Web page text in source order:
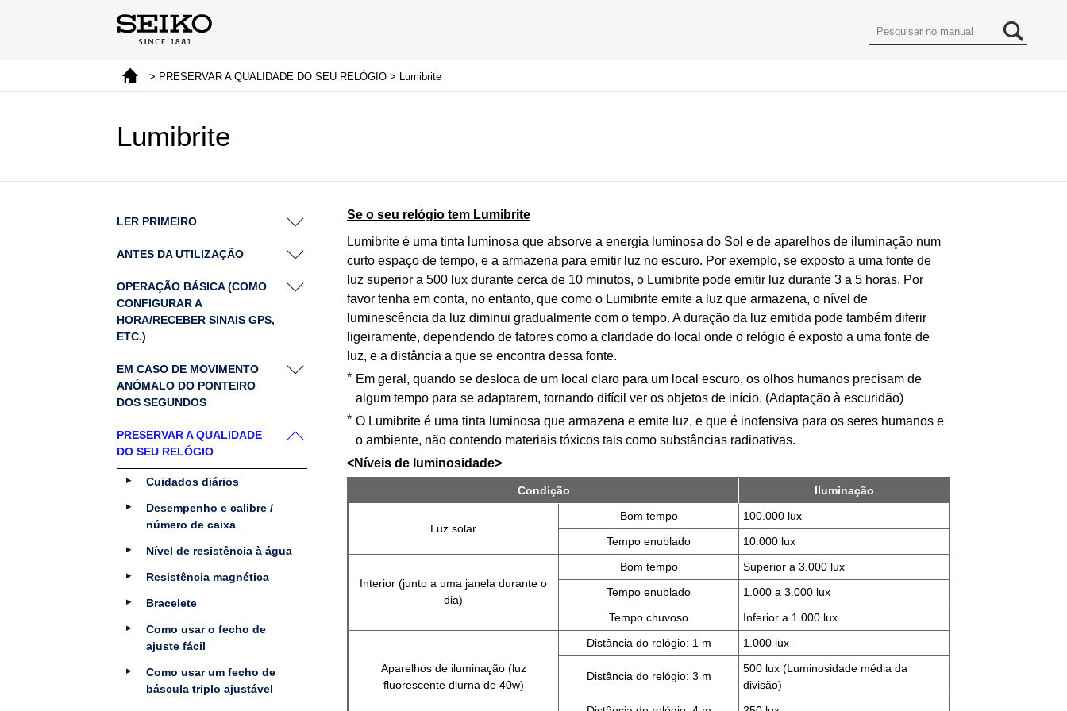
> PRESERVAR A QUALIDADE DO SEU RELÓGIO > Lumibrite
Lumibrite
Se o seu relógio tem Lumibrite
Lumibrite é uma tinta luminosa que absorve a energia luminosa do Sol e de aparelhos de iluminação num
curto espaço de tempo, e a armazena para emitir luz no escuro. Por exemplo, se exposto a uma fonte de
luz superior a 500 lux durante cerca de 10 minutos, o Lumibrite pode emitir luz durante 3 a 5 horas. Por
favor tenha em conta, no entanto, que como o Lumibrite emite a luz que armazena, o nível de
luminescência da luz diminui gradualmente com o tempo. A duração da luz emitida pode também diferir
ligeiramente, dependendo de fatores como a claridade do local onde o relógio é exposto a uma fonte de
luz, e a distância a que se encontra dessa fonte.
Em geral, quando se desloca de um local claro para um local escuro, os olhos humanos precisam de
algum tempo para se adaptarem, tornando difícil ver os objetos de início. (Adaptação à escuridão)
O Lumibrite é uma tinta luminosa que armazena e emite luz, e que é inofensiva para os seres humanos e
o ambiente, não contendo materiais tóxicos tais como substâncias radioativas.
<Níveis de luminosidade>
Condição Iluminação
Luz solar
Bom tempo
100.000 lux
Tempo enublado
10.000 lux
Interior (junto a uma janela durante o
dia)
Bom tempo
Superior a 3.000 lux
Tempo enublado
1.000 a 3.000 lux
Tempo chuvoso
Inferior a 1.000 lux
Aparelhos de iluminação (luz
fluorescente diurna de 40w)
Distância do relógio: 1 m 1.000 lux
Distância do relógio: 3 m
500 lux (Luminosidade média da
divisão)
LER PRIMEIRO
ANTES DA UTILIZAÇÃO
OPERAÇÃO BÁSICA (COMO
CONFIGURAR A
HORA/RECEBER SINAIS GPS,
ETC.)
EM CASO DE MOVIMENTO
ANÓMALO DO PONTEIRO
DOS SEGUNDOS
PRESERVAR A QUALIDADE
DO SEU RELÓGIO
Cuidados diários
Desempenho e calibre /
número de caixa
Nível de resistência à água
Resistência magnética
Bracelete
Como usar o fecho de
ajuste fácil
Como usar um fecho de
báscula triplo ajustável